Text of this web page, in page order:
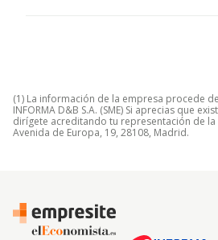
(1) La información de la empresa procede
INFORMA D&B S.A. (SME) Si aprecias que
dirígete acreditando tu representación de
Avenida de Europa, 19, 28108, Madrid.